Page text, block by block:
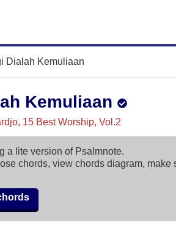
Dialah Kemuliaan
Kemuliaan
15 Best Worship, Vol.2
a lite version of Psalmnote.
chords, view chords diagram,